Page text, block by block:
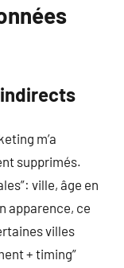
m’a
supprimés.
ville, âge en
apparence, ce
villes
+ timing”